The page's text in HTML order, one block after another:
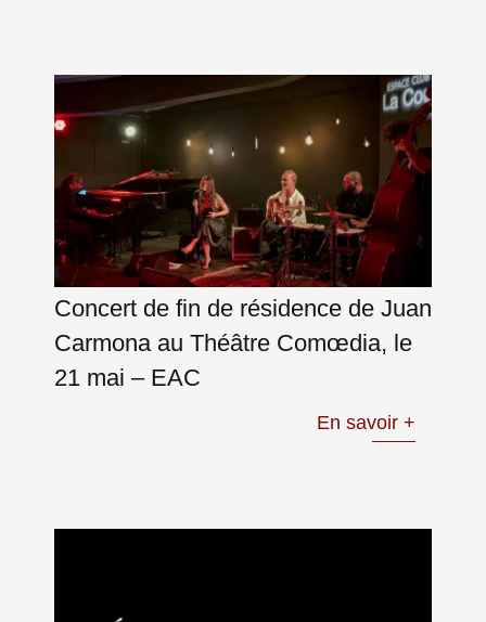
Concert de fin de résidence de Juan
Carmona au Théâtre Comœdia, le
21 mai – EAC
En savoir +